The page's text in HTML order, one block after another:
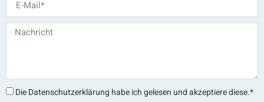
Die Datenschutzerklärung habe ich gelesen und akzeptiere diese.*